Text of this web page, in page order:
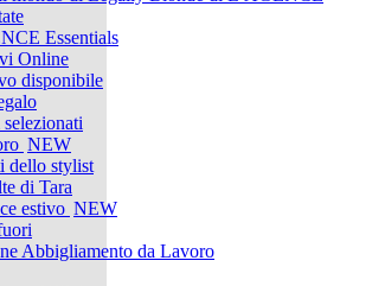
Essentials
Online
disponibile
NEW
dello stylist
di Tara
estivo NEW
Abbigliamento da Lavoro